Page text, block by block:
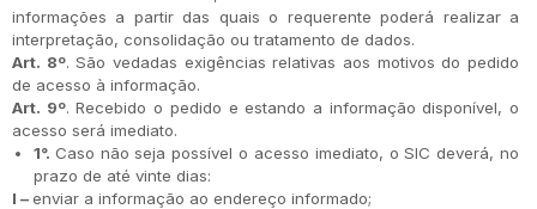
informações a partir das quais o requerente poderá realizar a
interpretação, consolidação ou tratamento de dados.
Art. 8º. São vedadas exigências relativas aos motivos do pedido
de acesso à informação.
Art. 9º. Recebido o pedido e estando a informação disponível, o
acesso será imediato.
1°. Caso não seja possível o acesso imediato, o SIC deverá, no
prazo de até vinte dias:
I –enviar a informação ao endereço informado;